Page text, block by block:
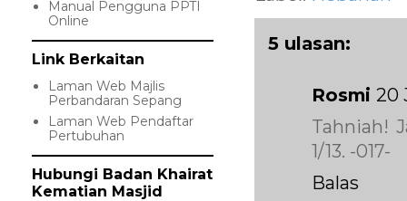
5 ulasan:
Rosmi 20
Tahniah!
1/13. -017-
Balas
Manual Pengguna PPTI
Online
Link Berkaitan
Laman Web Majlis
Perbandaran Sepang
Laman Web Pendaftar
Pertubuhan
Hubungi Badan Khairat
Kematian Masjid